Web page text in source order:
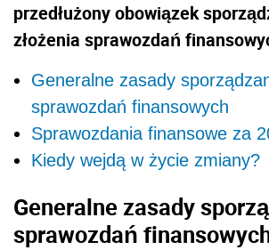
przedłużony obowiązek
złożenia sprawozdań
Generalne zasady
sprawozdań finansowych
Sprawozdania finansowe za
Kiedy wejdą w życie zmiany?
Generalne zasady
sprawozdań